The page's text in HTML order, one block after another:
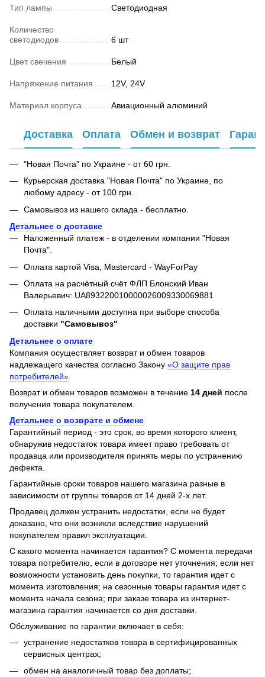
Тип лампы Светодиодная
Количество
светодиодов
6 шт
Цвет свечения Белый
Напряжение питания 12V, 24V
Материал корпуса Авиационный алюминий
Доставка Оплата Обмен и возврат
"Новая Почта" по Украине - от 60 грн.
Курьерская доставка "Новая Почта" по Украине, по
любому адресу - от 100 грн.
Самовывоз из нашего склада - бесплатно.
Детальнее о доставке
Наложенный платеж - в отделении компании "Новая
Почта".
Оплата картой Visa, Mastercard - WayForPay
Оплата на расчётный счёт ФЛП Блонский Иван
Валерьевич: UA893220010000026009330069881
Оплата наличными доступна при выборе способа
доставки "Самовывоз"
Детальнее о оплате
Компания осуществляет возврат и обмен товаров
надлежащего качества согласно Закону «О защите прав
потребителей»
Возврат и обмен товаров возможен в течение 14 дней после
получения товара покупателем.
Детальнее о возврате и обмене
Гарантийный период - это срок, во время которого клиент,
обнаружив недостаток товара имеет право требовать от
продавца или производителя принять меры по устранению
дефекта.
Гарантийные сроки товаров нашего магазина разные в
зависимости от группы товаров от 14 дней 2-х лет.
Продавец должен устранить недостатки, если не будет
доказано, что они возникли вследствие нарушений
покупателем правил эксплуатации.
С какого момента начинается гарантия? С момента передачи
товара потребителю, если в договоре нет уточнения; если нет
возможности установить день покупки, то гарантия идет с
момента изготовления; на сезонные товары гарантия идет с
момента начала сезона; при заказе товара из интернет-
магазина гарантия начинается со дня доставки.
Обслуживание по гарантии включает в себя:
устранение недостатков товара в сертифицированных
сервисных центрах;
обмен на аналогичный товар без доплаты;